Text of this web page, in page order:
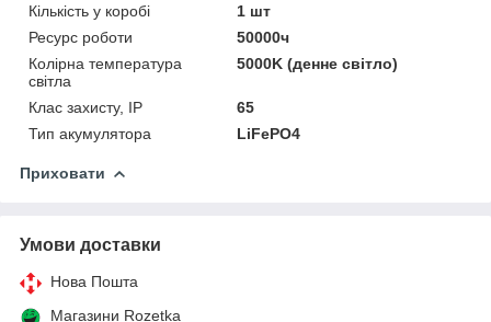
Кількість у коробі
1 шт
Ресурс роботи
50000ч
Колірна температура
світла
5000K (денне світло)
Клас захисту, IP
65
Тип акумулятора
LiFePO4
Приховати
Умови доставки
Нова Пошта
Магазини Rozetka